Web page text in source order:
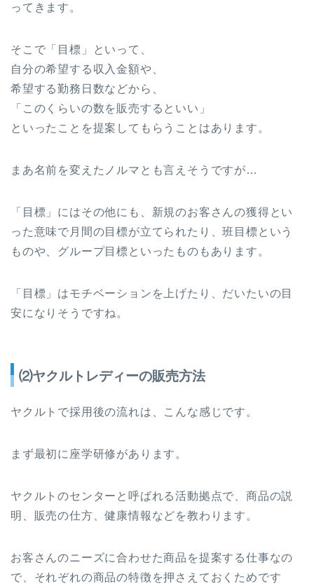
ってきます。
そこで「目標」といって、
自分の希望する収入金額や、
希望する勤務日数などから、
「このくらいの数を販売するといい」
といったことを提案してもらうことはあります。
まあ名前を変えたノルマとも言えそうですが…
「目標」にはその他にも、新規のお客さんの獲得とい
った意味で月間の目標が立てられたり、班目標という
ものや、グループ目標といったものもあります。
「目標」はモチベーションを上げたり、だいたいの目
安になりそうですね。
⑵ヤクルトレディーの販売方法
ヤクルトで採用後の流れは、こんな感じです。
まず最初に座学研修があります。
ヤクルトのセンターと呼ばれる活動拠点で、商品の説
明、販売の仕方、健康情報などを教わります。
お客さんのニーズに合わせた商品を提案する仕事なの
で、それぞれの商品の特徴を押さえておくためです